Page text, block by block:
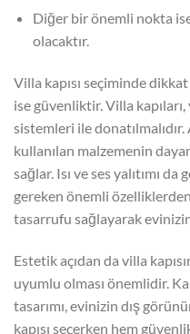
Diğer bir önemli nokta ise
olacaktır.
Villa kapısı seçiminde
ise güvenliktir. Villa
sistemleri ile donatılmalıdır.
kullanılan malzemenin
sağlar. Isı ve ses yalıtımı
gereken önemli
tasarrufu sağlayarak
Estetik açıdan da villa
uyumlu olması önemlidir.
tasarımı, evinizin dış
kapısı seçerken hem